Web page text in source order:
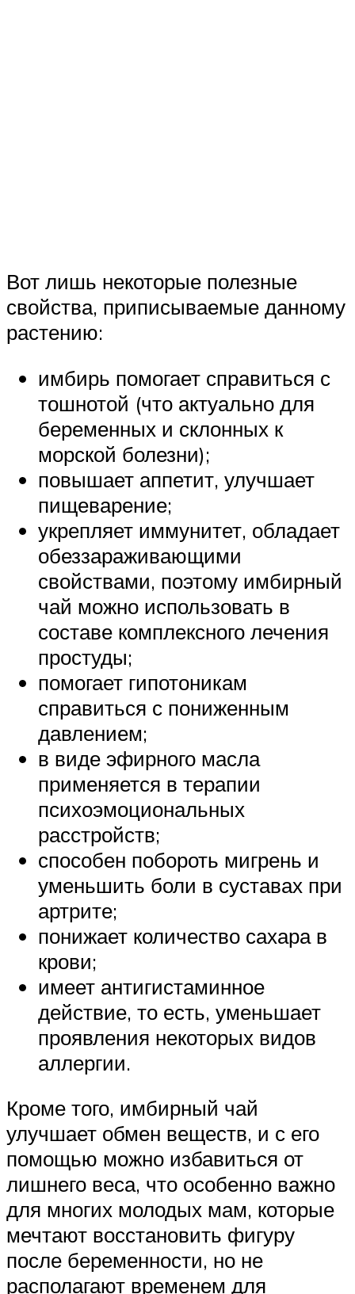
Вот лишь некоторые полезные
свойства, приписываемые данному
растению:
имбирь помогает справиться с
тошнотой (что актуально для
беременных и склонных к
морской болезни);
повышает аппетит, улучшает
пищеварение;
укрепляет иммунитет, обладает
обеззараживающими
свойствами, поэтому имбирный
чай можно использовать в
составе комплексного лечения
простуды;
помогает гипотоникам
справиться с пониженным
давлением;
в виде эфирного масла
применяется в терапии
психоэмоциональных
расстройств;
способен побороть мигрень и
уменьшить боли в суставах при
артрите;
понижает количество сахара в
крови;
имеет антигистаминное
действие, то есть, уменьшает
проявления некоторых видов
аллергии.
Кроме того, имбирный чай
улучшает обмен веществ, и с его
помощью можно избавиться от
лишнего веса, что особенно важно
для многих молодых мам, которые
мечтают восстановить фигуру
после беременности, но не
располагают временем для